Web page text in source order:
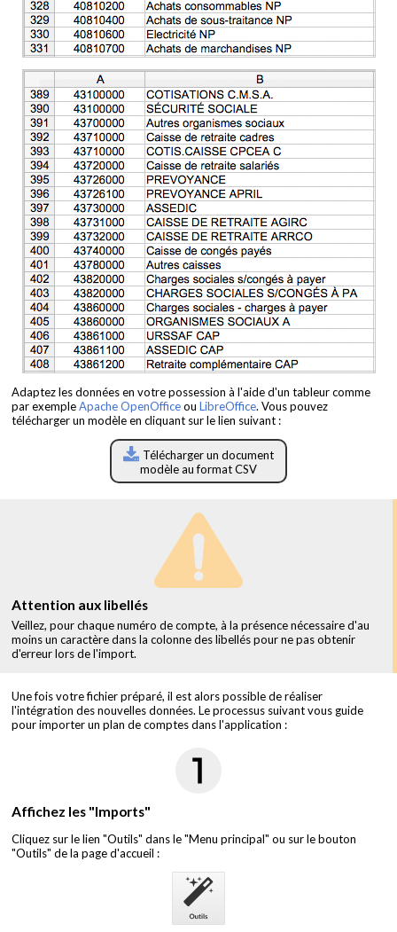
Adaptez les données en votre possession à l'aide d'un tableur comme
par exempleApache OpenOfficeou LibreOffice. Vous pouvez
télécharger un modèle en cliquant sur le lien suivant :
Télécharger un document
modèle au format CSV
Attention aux libellés
Veillez, pour chaque numéro de compte, à la présence nécessaire d'au
moins un caractère dans la colonne des libellés pour ne pas obtenir
d'erreur lors de l'import.
Une fois votre fichier préparé, il est alors possible de réaliser
l'intégration des nouvelles données. Le processus suivant vous guide
pour importer un plan de comptes dans l'application :
Affichez les "Imports"
Cliquez sur le lien "Outils" dans le "Menu principal" ou sur le bouton
"Outils" de la page d'accueil :